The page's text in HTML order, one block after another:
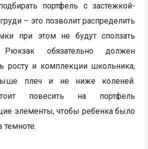
портфель с застежкой-
– это позволит распределить
при этом не будут сползать
обязательно должен
росту и комплекции школьника,
плеч и не ниже коленей.
повесить на портфель
элементы, чтобы ребенка было